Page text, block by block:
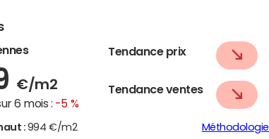
€/m2
6 mois : -5 %
Tendance prix
Tendance ventes
: 994 €/m2 Méthodologie